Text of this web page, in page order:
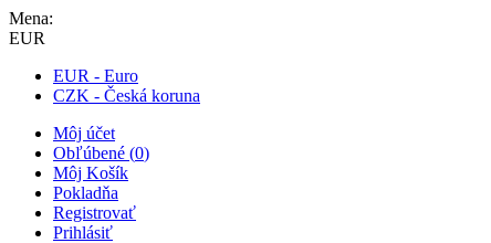
Mena:
EUR
EUR - Euro
CZK - Česká koruna
Môj účet
Obľúbené (0)
Môj Košík
Pokladňa
Registrovať
Prihlásiť